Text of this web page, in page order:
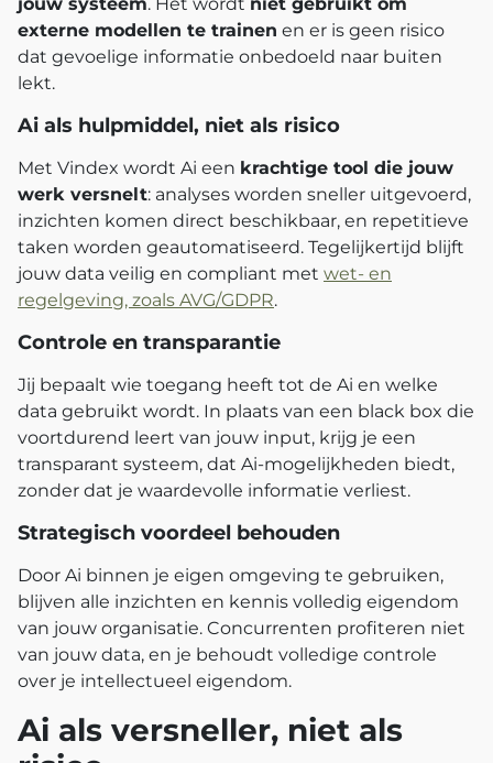
externe modellen te trainen en er is geen risico
dat gevoelige informatie onbedoeld naar buiten
lekt.
Ai als hulpmiddel, niet als risico
Met Vindex wordt Ai een krachtige tool die jouw
werk versnelt: analyses worden sneller uitgevoerd,
inzichten komen direct beschikbaar, en repetitieve
taken worden geautomatiseerd. Tegelijkertijd blijft
jouw data veilig en compliant met wet- en
regelgeving, zoals AVG/GDPR.
Controle en transparantie
Jij bepaalt wie toegang heeft tot de Ai en welke
data gebruikt wordt. In plaats van een black box die
voortdurend leert van jouw input, krijg je een
transparant systeem, dat Ai-mogelijkheden biedt,
zonder dat je waardevolle informatie verliest.
Strategisch voordeel behouden
Door Ai binnen je eigen omgeving te gebruiken,
blijven alle inzichten en kennis volledig eigendom
van jouw organisatie. Concurrenten profiteren niet
van jouw data, en je behoudt volledige controle
over je intellectueel eigendom.
Ai als versneller, niet als